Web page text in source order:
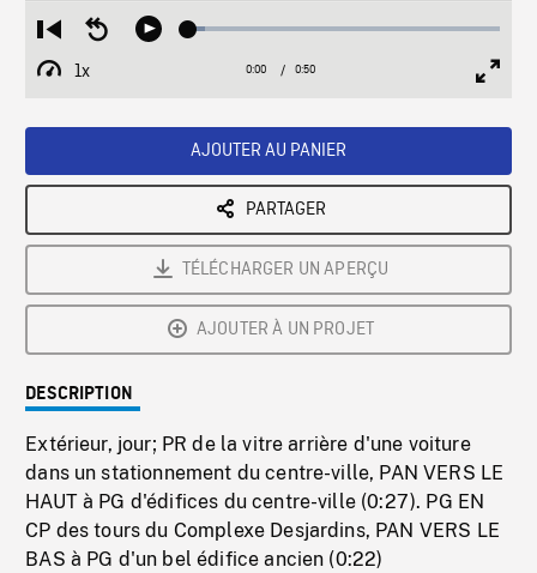
Restart
from
beginning
Seek
Play Loaded:
1x
Playback
Current
0:00 / Duration
0:50
AJOUTER AU PANIER
PARTAGER
TÉLÉCHARGER UN APERÇU
AJOUTER À UN PROJET
DESCRIPTION
Extérieur, jour; PR de la vitre arrière d'une voiture
dans un stationnement du centre-ville, PAN VERS LE
HAUT à PG d'édifices du centre-ville (0:27). PG EN
CP des tours du Complexe Desjardins, PAN VERS LE
BAS à PG d'un bel édifice ancien (0:22)